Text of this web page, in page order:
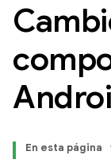
En esta página